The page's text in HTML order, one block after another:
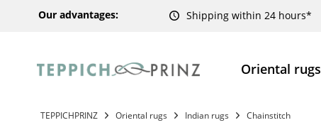
Our advantages: Shipping within 24 hours*
Oriental rugs
TEPPICHPRINZ Oriental rugs Indian rugs Chainstitch